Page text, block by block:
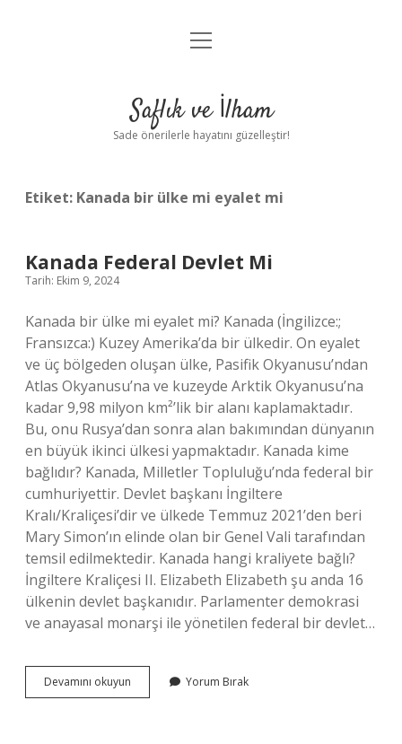
Anasayfa
Yasal Uyarı
menüyü
Saflık ve İlham
Sade önerilerle hayatını güzelleştir!
Etiket: Kanada bir ülke mi eyalet mi
Kanada Federal Devlet Mi
Tarih: Ekim 9, 2024
Kanada bir ülke mi eyalet mi? Kanada (İngilizce:;
Fransızca:) Kuzey Amerika’da bir ülkedir. On eyalet
ve üç bölgeden oluşan ülke, Pasifik Okyanusu’ndan
Atlas Okyanusu’na ve kuzeyde Arktik Okyanusu’na
kadar 9,98 milyon km²’lik bir alanı kaplamaktadır.
Bu, onu Rusya’dan sonra alan bakımından dünyanın
en büyük ikinci ülkesi yapmaktadır. Kanada kime
bağlıdır? Kanada, Milletler Topluluğu’nda federal bir
cumhuriyettir. Devlet başkanı İngiltere
Kralı/Kraliçesi’dir ve ülkede Temmuz 2021’den beri
Mary Simon’ın elinde olan bir Genel Vali tarafından
temsil edilmektedir. Kanada hangi kraliyete bağlı?
İngiltere Kraliçesi II. Elizabeth Elizabeth şu anda 16
ülkenin devlet başkanıdır. Parlamenter demokrasi
ve anayasal monarşi ile yönetilen federal bir devlet…
Devamını okuyun
Federal
Yorum Bırak